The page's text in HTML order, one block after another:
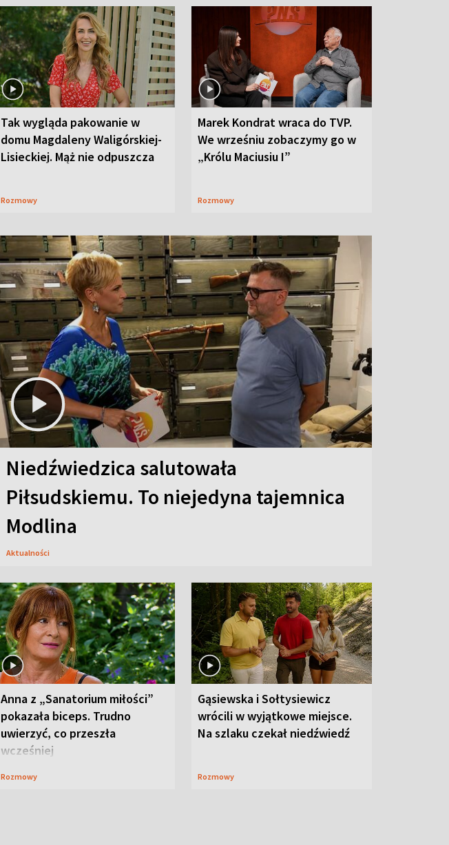
Tak wygląda pakowanie w
domu Magdaleny Waligórskiej-
Lisieckiej. Mąż nie odpuszcza
Rozmowy
Marek Kondrat wraca do TVP.
We wrześniu zobaczymy go w
„Królu Maciusiu I”
Rozmowy
Niedźwiedzica salutowała
Piłsudskiemu. To niejedyna tajemnica
Modlina
Aktualności
Anna z „Sanatorium miłości”
pokazała biceps. Trudno
uwierzyć, co przeszła
wcześniej
Rozmowy
Gąsiewska i Sołtysiewicz
wrócili w wyjątkowe miejsce.
Na szlaku czekał niedźwiedź
Rozmowy